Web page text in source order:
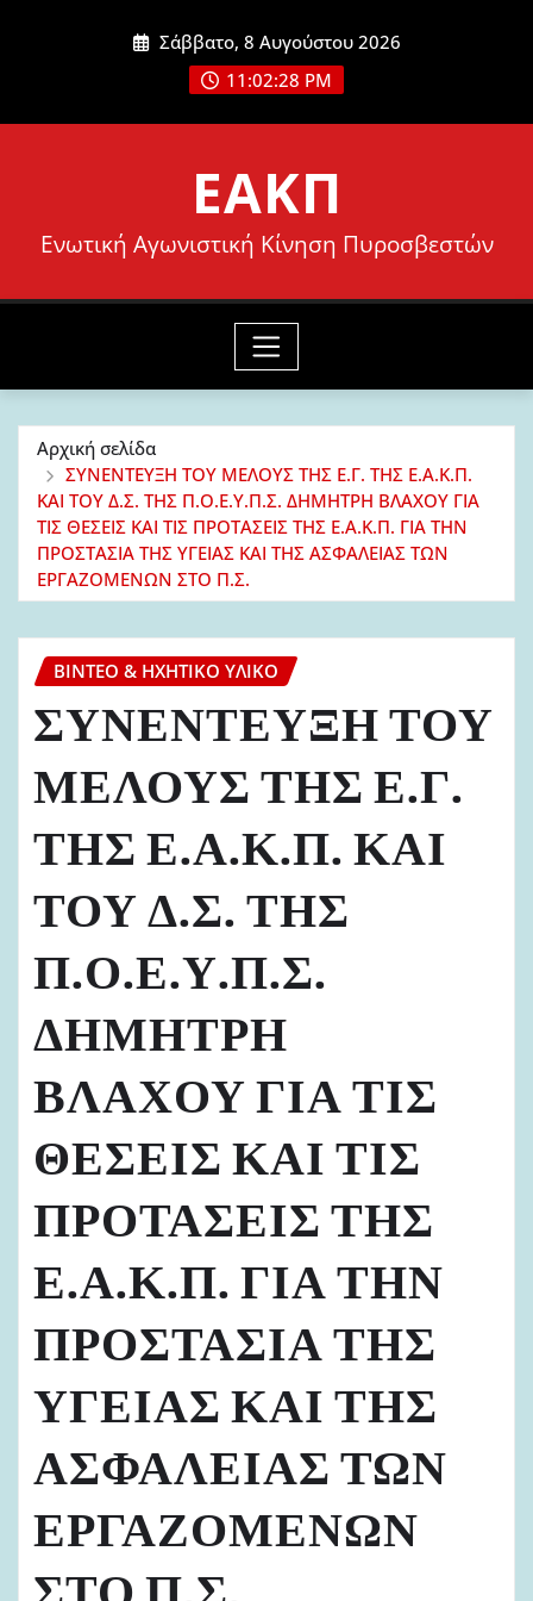
Σάββατο, 8 Αυγούστου 2026
11:02:30 PM
ΕΑΚΠ
Ενωτική Αγωνιστική Κίνηση Πυροσβεστών
Αρχική σελίδα
ΣΥΝΕΝΤΕΥΞΗ ΤΟΥ ΜΕΛΟΥΣ ΤΗΣ Ε.Γ. ΤΗΣ Ε.Α.Κ.Π.
ΚΑΙ ΤΟΥ Δ.Σ. ΤΗΣ Π.Ο.Ε.Υ.Π.Σ. ΔΗΜΗΤΡΗ ΒΛΑΧΟΥ ΓΙΑ
ΤΙΣ ΘΕΣΕΙΣ ΚΑΙ ΤΙΣ ΠΡΟΤΑΣΕΙΣ ΤΗΣ Ε.Α.Κ.Π. ΓΙΑ ΤΗΝ
ΠΡΟΣΤΑΣΙΑ ΤΗΣ ΥΓΕΙΑΣ ΚΑΙ ΤΗΣ ΑΣΦΑΛΕΙΑΣ ΤΩΝ
ΕΡΓΑΖΟΜΕΝΩΝ ΣΤΟ Π.Σ.
ΒΊΝΤΕΟ & ΗΧΗΤΙΚΌ ΥΛΙΚΌ
ΣΥΝΕΝΤΕΥΞΗ ΤΟΥ
ΜΕΛΟΥΣ ΤΗΣ Ε.Γ.
ΤΗΣ Ε.Α.Κ.Π. ΚΑΙ
ΤΟΥ Δ.Σ. ΤΗΣ
Π.Ο.Ε.Υ.Π.Σ.
ΔΗΜΗΤΡΗ
ΒΛΑΧΟΥ ΓΙΑ ΤΙΣ
ΘΕΣΕΙΣ ΚΑΙ ΤΙΣ
ΠΡΟΤΑΣΕΙΣ ΤΗΣ
Ε.Α.Κ.Π. ΓΙΑ ΤΗΝ
ΠΡΟΣΤΑΣΙΑ ΤΗΣ
ΥΓΕΙΑΣ ΚΑΙ ΤΗΣ
ΑΣΦΑΛΕΙΑΣ ΤΩΝ
ΕΡΓΑΖΟΜΕΝΩΝ